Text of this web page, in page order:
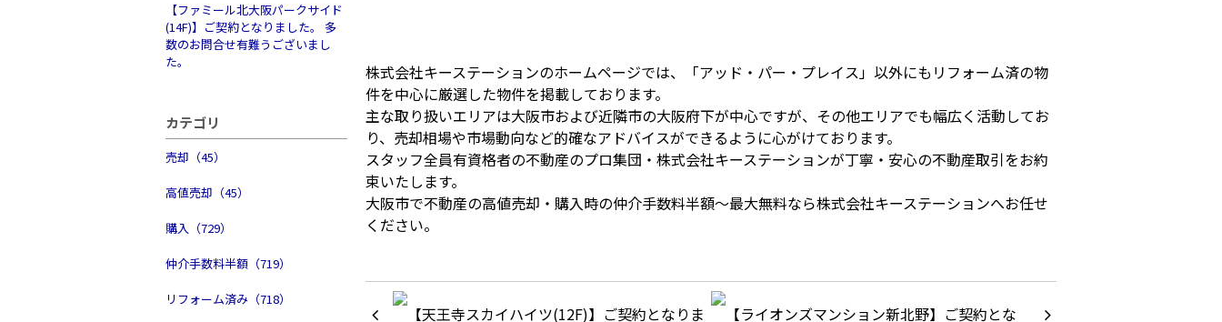
【ファミール北大阪パークサイド
(14F)】ご契約となりました。 多
数のお問合せ有難うございまし
た。
カテゴリ
売却（45）
高値売却（45）
購入（729）
仲介手数料半額（719）
リフォーム済み（718）
株式会社キーステーションのホームページでは、「アッド・パー・プレイス」以外にもリフォーム済の物
件を中心に厳選した物件を掲載しております。
主な取り扱いエリアは大阪市および近隣市の大阪府下が中心ですが、その他エリアでも幅広く活動してお
り、売却相場や市場動向など的確なアドバイスができるように心がけております。
スタッフ全員有資格者の不動産のプロ集団・株式会社キーステーションが丁寧・安心の不動産取引をお約
束いたします。
大阪市で不動産の高値売却・購入時の仲介手数料半額～最大無料なら株式会社キーステーションへお任せ
ください。